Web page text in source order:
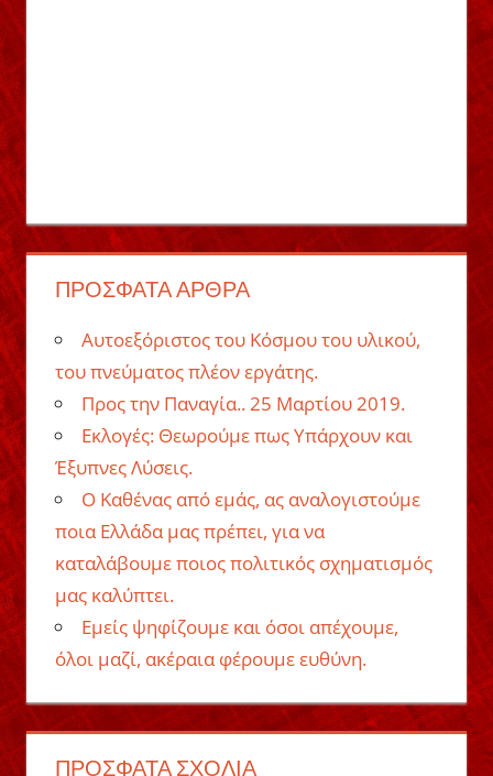
ΠΡΌΣΦΑΤΑ ΆΡΘΡΑ
Αυτοεξόριστος του Κόσμου του υλικού,
του πνεύματος πλέον εργάτης.
Προς την Παναγία.. 25 Μαρτίου 2019.
Εκλογές: Θεωρούμε πως Υπάρχουν και
Έξυπνες Λύσεις.
Ο Καθένας από εμάς, ας αναλογιστούμε
ποια Ελλάδα μας πρέπει, για να
καταλάβουμε ποιος πολιτικός σχηματισμός
μας καλύπτει.
Εμείς ψηφίζουμε και όσοι απέχουμε,
όλοι μαζί, ακέραια φέρουμε ευθύνη.
ΠΡΌΣΦΑΤΑ ΣΧΌΛΙΑ